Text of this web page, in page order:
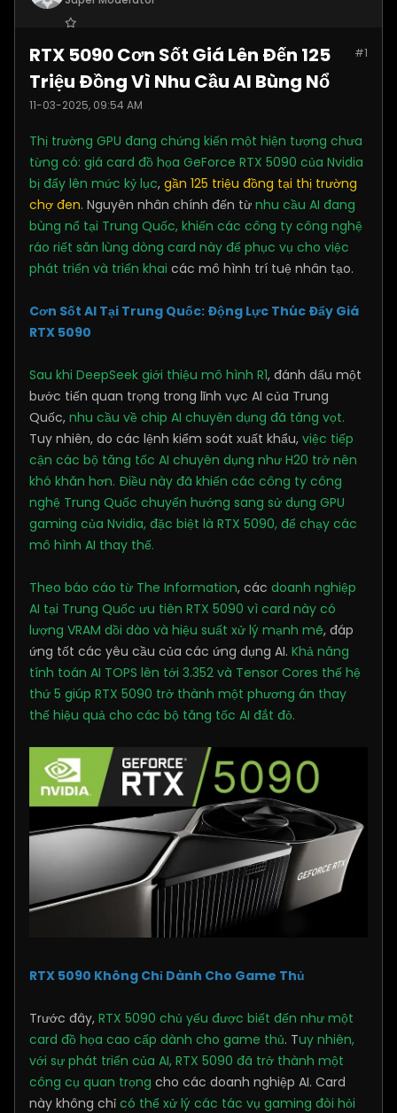
Posts:7876 #1
RTX 5090 Cơn Sốt Giá Lên Đến 125
Triệu Đồng Vì Nhu Cầu AI Bùng Nổ
11-03-2025, 09:54 AM
Thị trường GPU đang chứng kiến một hiện tượng chưa
từng có: giá card đồ họa GeForce RTX 5090 của Nvidia
bị đẩy lên mức kỷ lục, gần 125 triệu đồng tại thị trường
chợ đen. Nguyên nhân chính đến từ nhu cầu AI đang
bùng nổ tại Trung Quốc, khiến các công ty công nghệ
ráo riết săn lùng dòng card này để phục vụ cho việc
phát triển và triển khai các mô hình trí tuệ nhân tạo.
Cơn Sốt AI Tại Trung Quốc: Động Lực Thúc Đẩy Giá
RTX 5090
Sau khi DeepSeek giới thiệu mô hình R1, đánh dấu một
bước tiến quan trọng trong lĩnh vực AI của Trung
Quốc, nhu cầu về chip AI chuyên dụng đã tăng vọt.
Tuy nhiên, do các lệnh kiểm soát xuất khẩu, việc tiếp
cận các bộ tăng tốc AI chuyên dụng như H20 trở nên
khó khăn hơn. Điều này đã khiến các công ty công
nghệ Trung Quốc chuyển hướng sang sử dụng GPU
gaming của Nvidia, đặc biệt là RTX 5090, để chạy các
mô hình AI thay thế.
Theo báo cáo từ The Information, các doanh nghiệp
AI tại Trung Quốc ưu tiên RTX 5090 vì card này có
lượng VRAM dồi dào và hiệu suất xử lý mạnh mẽ, đáp
ứng tốt các yêu cầu của các ứng dụng AI. Khả năng
tính toán AI TOPS lên tới 3.352 và Tensor Cores thế hệ
thứ 5 giúp RTX 5090 trở thành một phương án thay
thế hiệu quả cho các bộ tăng tốc AI đắt đỏ.
RTX 5090 Không Chỉ Dành Cho Game Thủ
Trước đây, RTX 5090 chủ yếu được biết đến như một
card đồ họa cao cấp dành cho game thủ. Tuy nhiên,
với sự phát triển của AI, RTX 5090 đã trở thành một
công cụ quan trọng cho các doanh nghiệp AI. Card
này không chỉ có thể xử lý các tác vụ gaming đòi hỏi